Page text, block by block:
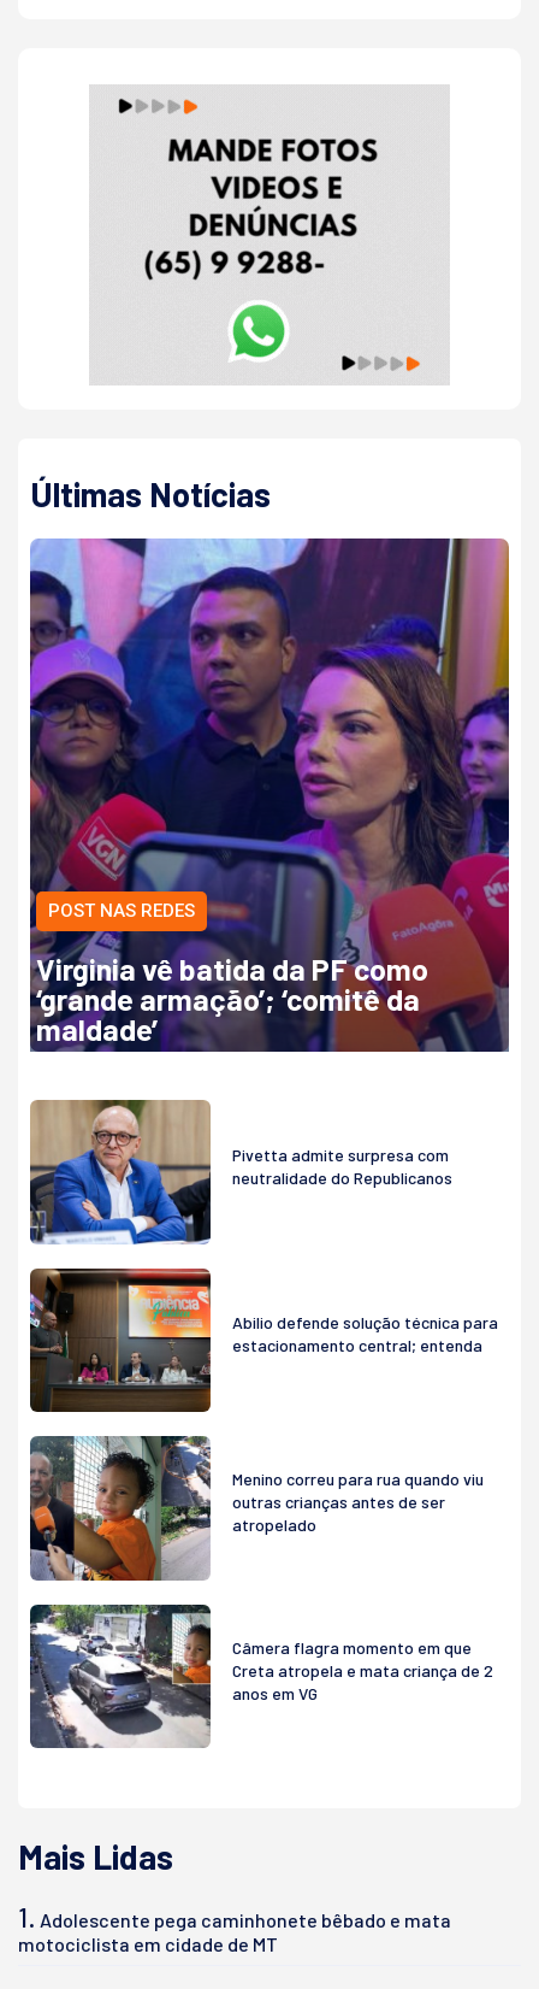
Últimas Notícias
POST NAS REDES
Virginia vê batida da PF como
‘grande armação’; ‘comitê da
maldade’
Pivetta admite surpresa com
neutralidade do Republicanos
Abilio defende solução técnica para
estacionamento central; entenda
Menino correu para rua quando viu
outras crianças antes de ser
atropelado
Câmera flagra momento em que
Creta atropela e mata criança de 2
anos em VG
Mais Lidas
1. Adolescente pega caminhonete bêbado e mata
motociclista em cidade de MT